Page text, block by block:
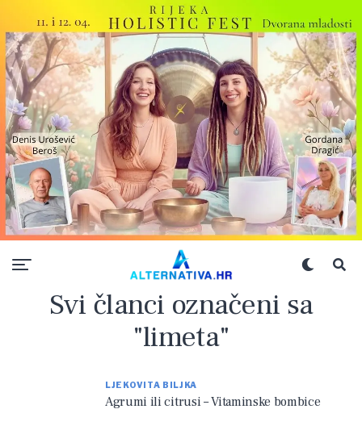
Svi članci označeni sa
"limeta"
LJEKOVITA BILJKA
Agrumi ili citrusi – Vitaminske bombice